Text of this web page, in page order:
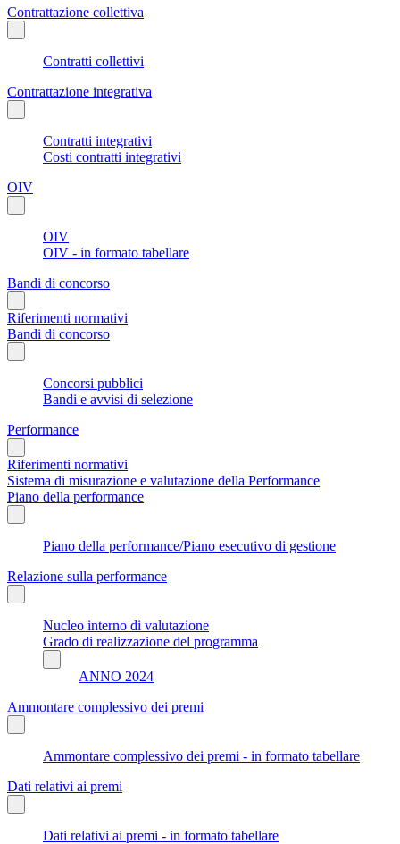
Contrattazione collettiva
Contratti collettivi
Contrattazione integrativa
Contratti integrativi
Costi contratti integrativi
OIV
OIV
OIV - in formato tabellare
Bandi di concorso
Riferimenti normativi
Bandi di concorso
Concorsi pubblici
Bandi e avvisi di selezione
Performance
Riferimenti normativi
Sistema di misurazione e valutazione della Performance
Piano della performance
Piano della performance/Piano esecutivo di gestione
Relazione sulla performance
Nucleo interno di valutazione
Grado di realizzazione del programma
ANNO 2024
Ammontare complessivo dei premi
Ammontare complessivo dei premi - in formato tabellare
Dati relativi ai premi
Dati relativi ai premi - in formato tabellare